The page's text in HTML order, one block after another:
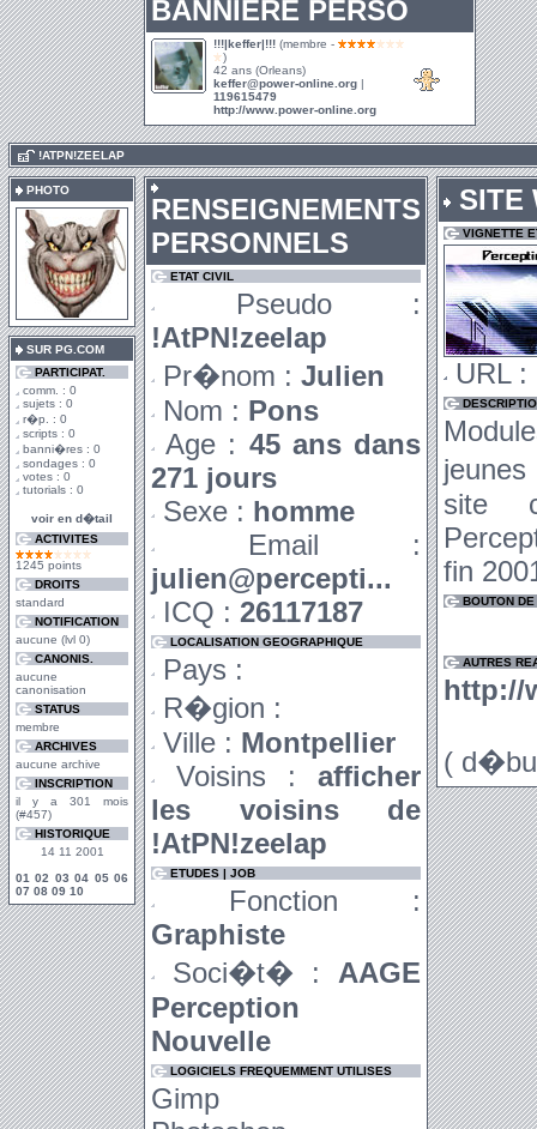
BANNIERE PERSO
!!!|keffer|!!! (membre -
)
42 ans (Orleans)
keffer@power-online.org |
119615479
http://www.power-online.org
!ATPN!ZEELAP
PHOTO
SUR PG.COM
PARTICIPAT.
comm. : 0
sujets : 0
r�p. : 0
scripts : 0
banni�res : 0
sondages : 0
votes : 0
tutorials : 0
voir en d�tail
ACTIVITES
1245 points
DROITS
standard
NOTIFICATION
aucune (lvl 0)
CANONIS.
aucune
canonisation
STATUS
membre
ARCHIVES
aucune archive
INSCRIPTION
il y a 301 mois
(#457)
HISTORIQUE
14 11 2001
01 02 03 04 05 06
07 08 09 10
RENSEIGNEMENTS
PERSONNELS
ETAT CIVIL
Pseudo :
!AtPN!zeelap
Pr�nom : Julien
Nom : Pons
Age : 45 ans dans
271 jours
Sexe : homme
Email :
julien@percepti...
ICQ : 26117187
LOCALISATION GEOGRAPHIQUE
Pays :
R�gion :
Ville : Montpellier
Voisins : afficher
les voisins de
!AtPN!zeelap
ETUDES | JOB
Fonction :
Graphiste
Soci�t� : AAGE
Perception
Nouvelle
LOGICIELS FREQUEMMENT UTILISES
Gimp
SITE
VIGNETTE
URL :
site
fin
BOUTON
AUTRES
http://
(